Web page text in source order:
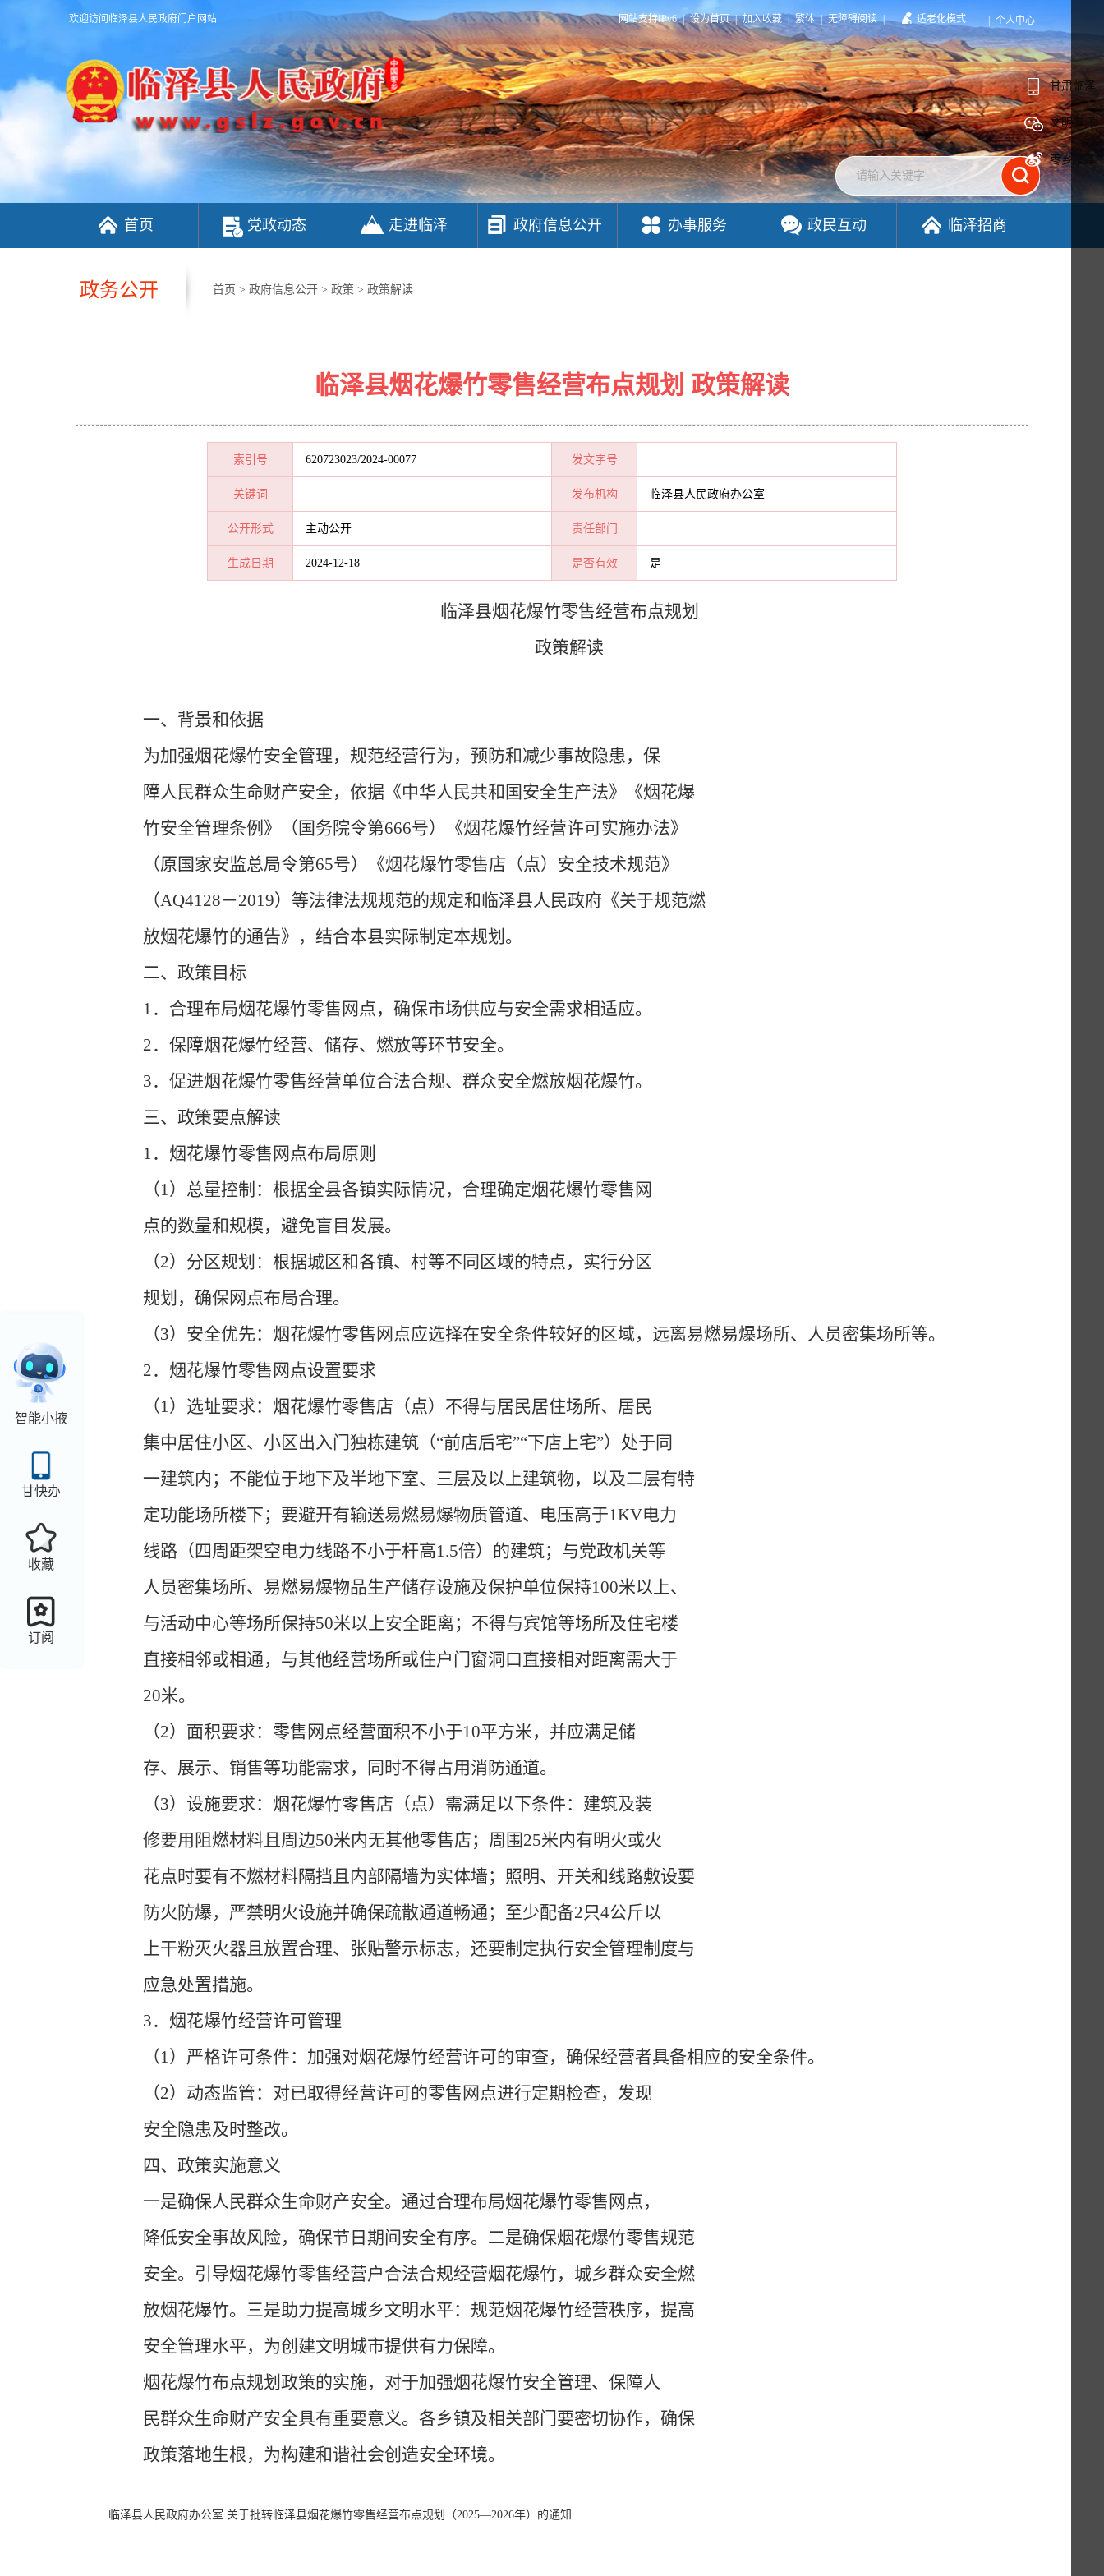
欢迎访问临泽县人民政府门户网站 网站支持IPv6 | 设为首页 | 加入收藏 | 繁体 | 无障碍阅读 | 适老化模式 个人中心
首页 党政动态 走进临泽 政府信息公开 办事服务 政民互动 临泽招商
智能小掖
甘快办
收藏
订阅
政务公开 首页 > 政府信息公开 > 政策 > 政策解读
临泽县烟花爆竹零售经营布点规划 政策解读
索引号 620723023/2024-00077 发文字号
关键词 发布机构 临泽县人民政府办公室
公开形式 主动公开 责任部门
生成日期 2024-12-18 是否有效 是
临泽县烟花爆竹零售经营布点规划
政策解读
一、背景和依据
为加强烟花爆竹安全管理，规范经营行为，预防和减少事故隐患，保
障人民群众生命财产安全，依据《中华人民共和国安全生产法》《烟花爆
竹安全管理条例》（国务院令第666号）《烟花爆竹经营许可实施办法》
（原国家安监总局令第65号）《烟花爆竹零售店（点）安全技术规范》
（AQ4128－2019）等法律法规规范的规定和临泽县人民政府《关于规范燃
放烟花爆竹的通告》，结合本县实际制定本规划。
二、政策目标
1．合理布局烟花爆竹零售网点，确保市场供应与安全需求相适应。
2．保障烟花爆竹经营、储存、燃放等环节安全。
3．促进烟花爆竹零售经营单位合法合规、群众安全燃放烟花爆竹。
三、政策要点解读
1．烟花爆竹零售网点布局原则
（1）总量控制：根据全县各镇实际情况，合理确定烟花爆竹零售网
点的数量和规模，避免盲目发展。
（2）分区规划：根据城区和各镇、村等不同区域的特点，实行分区
规划，确保网点布局合理。
（3）安全优先：烟花爆竹零售网点应选择在安全条件较好的区域， 远离易燃易爆场所、人员密集场所等。
2．烟花爆竹零售网点设置要求
（1）选址要求：烟花爆竹零售店（点）不得与居民居住场所、居民
集中居住小区、小区出入门独栋建筑（“前店后宅”“下店上宅”）处于同
一建筑内；不能位于地下及半地下室、三层及以上建筑物，以及二层有特
定功能场所楼下；要避开有输送易燃易爆物质管道、电压高于1KV电力
线路（四周距架空电力线路不小于杆高1.5倍）的建筑；与党政机关等
人员密集场所、易燃易爆物品生产储存设施及保护单位保持100米以上、
与活动中心等场所保持50米以上安全距离；不得与宾馆等场所及住宅楼
直接相邻或相通，与其他经营场所或住户门窗洞口直接相对距离需大于
20米。
（2）面积要求：零售网点经营面积不小于10平方米，并应满足储
存、展示、销售等功能需求，同时不得占用消防通道。
（3）设施要求：烟花爆竹零售店（点）需满足以下条件：建筑及装
修要用阻燃材料且周边50米内无其他零售店；周围25米内有明火或火
花点时要有不燃材料隔挡且内部隔墙为实体墙；照明、开关和线路敷设要
防火防爆，严禁明火设施并确保疏散通道畅通；至少配备2只4公斤以
上干粉灭火器且放置合理、张贴警示标志，还要制定执行安全管理制度与
应急处置措施。
3．烟花爆竹经营许可管理
（1）严格许可条件：加强对烟花爆竹经营许可的审查，确保经营者具备相应的安全条件。
（2）动态监管：对已取得经营许可的零售网点进行定期检查，发现
安全隐患及时整改。
四、政策实施意义
一是确保人民群众生命财产安全。通过合理布局烟花爆竹零售网点，
降低安全事故风险，确保节日期间安全有序。二是确保烟花爆竹零售规范
安全。引导烟花爆竹零售经营户合法合规经营烟花爆竹，城乡群众安全燃
放烟花爆竹。三是助力提高城乡文明水平：规范烟花爆竹经营秩序，提高
安全管理水平，为创建文明城市提供有力保障。
烟花爆竹布点规划政策的实施，对于加强烟花爆竹安全管理、保障人
民群众生命财产安全具有重要意义。各乡镇及相关部门要密切协作，确保
政策落地生根，为构建和谐社会创造安全环境。
临泽县人民政府办公室 关于批转临泽县烟花爆竹零售经营布点规划（2025—2026年）的通知
甘肃临泽
文明临泽
枣乡临泽